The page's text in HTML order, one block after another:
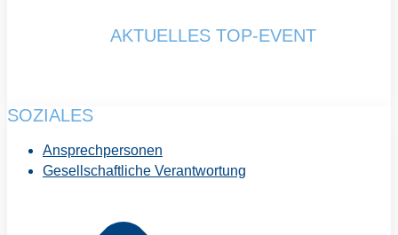
AKTUELLES TOP-EVENT
SOZIALES
Ansprechpersonen
Gesellschaftliche Verantwortung